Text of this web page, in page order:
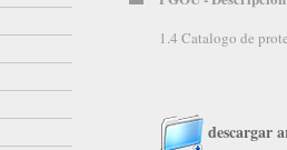
1.4 Catalogo de
descargar